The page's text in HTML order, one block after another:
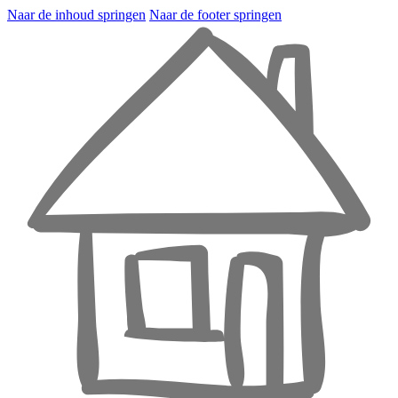
Naar de inhoud springen Naar de footer springen